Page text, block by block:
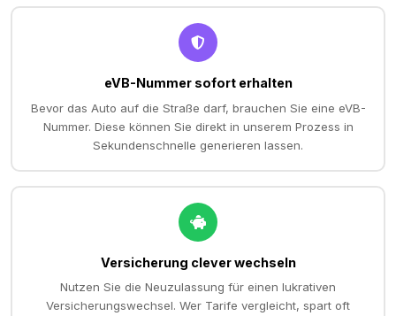
eVB-Nummer sofort erhalten
Bevor das Auto auf die Straße darf, brauchen Sie eine eVB-
Nummer. Diese können Sie direkt in unserem Prozess in
Sekundenschnelle generieren lassen.
Versicherung clever wechseln
Nutzen Sie die Neuzulassung für einen lukrativen
Versicherungswechsel. Wer Tarife vergleicht, spart oft